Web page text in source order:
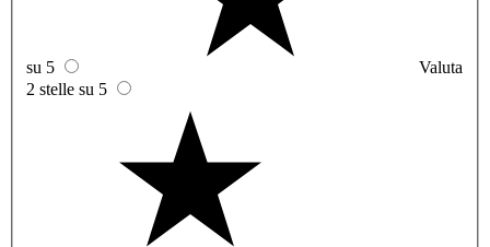
su 5
Valuta
2 stelle su 5